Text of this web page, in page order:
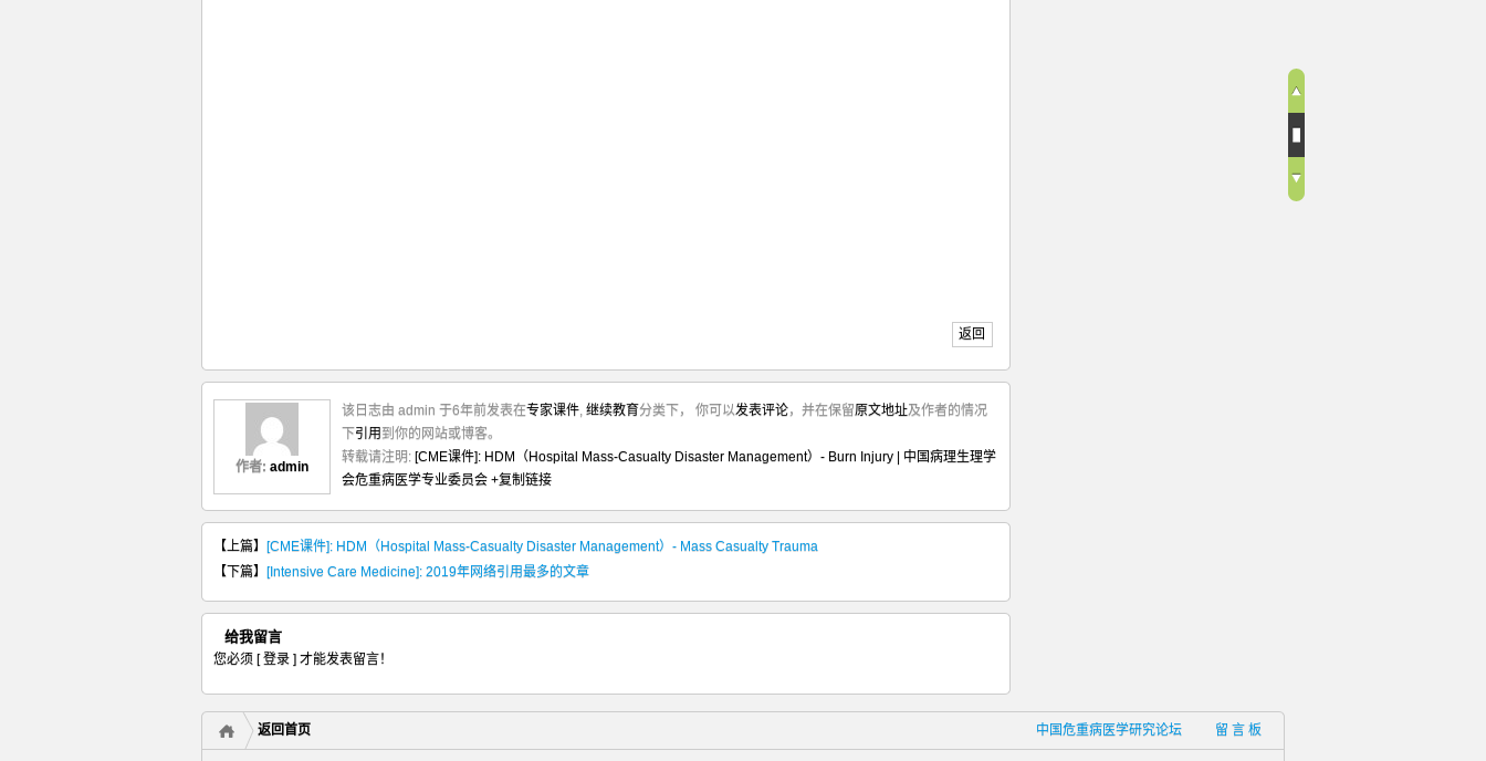
返回
作者: admin
该日志由 admin 于6年前发表在专家课件, 继续教育分类下， 你可以发表评论，并在保留原文地址及作者的情况
下引用 到你的网站或博客。
转载请注明: [CME课件]: HDM（Hospital Mass-Casualty Disaster Management）- Burn Injury | 中国病理生理学
会危重病医学专业委员会 +复制链接
【上篇】
[CME课件]: HDM（Hospital Mass-Casualty Disaster Management）- Mass Casualty Trauma
【下篇】
[Intensive Care Medicine]: 2019年网络引用最多的文章
给我留言
您必须 [ 登录 ] 才能发表留言！
留 言 板
中国危重病医学研究论坛
返回首页